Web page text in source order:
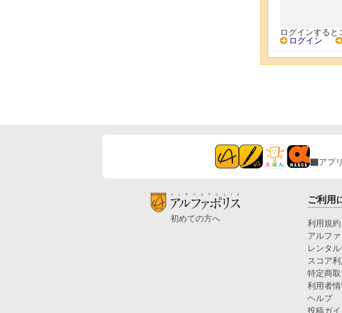
ログインすると
ログイン
アプ
初めての方へ
ご利用
利用規約
アルフ
レンタ
スコア
特定商
利用者
ヘルプ
投稿ガ